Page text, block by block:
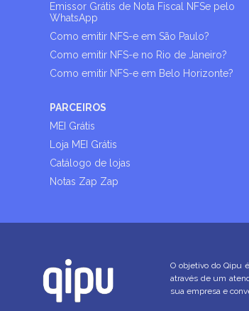
Emissor Grátis de Nota Fiscal NFSe pelo
WhatsApp
Como emitir NFS-e em São Paulo?
Como emitir NFS-e no Rio de Janeiro?
Como emitir NFS-e em Belo Horizonte?
PARCEIROS
MEI Grátis
Loja MEI Grátis
Catálogo de lojas
Notas Zap Zap
O objetivo do Qipu é
através de um
sua empresa e